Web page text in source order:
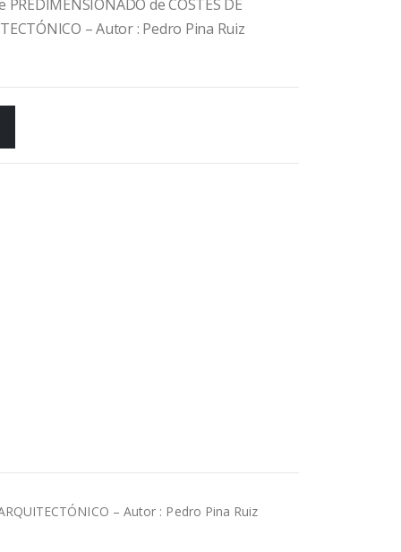
PREDIMENSIONADO de COSTES DE
– Autor : Pedro Pina Ruiz
– Autor : Pedro Pina Ruiz